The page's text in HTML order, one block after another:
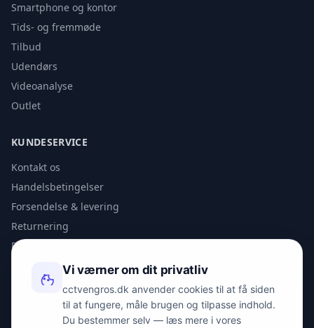
Smartphone og kontor
Tids- og fremmøde
Tilbud
Udendørs
Videoanalyse
Outlet
KUNDESERVICE
Kontakt os
Handelsbetingelser
Forsendelse & levering
Returnering
Privatlivspolitik
KONTAKT
info@spyman.dk
Vi værner om dit privatliv
cctvengros.dk anvender cookies til at få siden
til at fungere, måle brugen og tilpasse indhold.
Du bestemmer selv — læs mere i vores